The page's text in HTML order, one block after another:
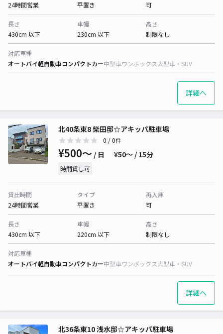
24時間営業
平置き
可
長さ
430cm 以下
車幅
230cm 以下
高さ
制限なし
対応車種
オートバイ軽自動車コンパクトカー中型車ワンボックス大型車・SUV
詳細へ
北40条東8 柴田邸☆アキッパ駐車場
0 / 0件
¥500〜 / 日 ¥50〜 / 15分
時間貸し可
貸出時間
24時間営業
タイプ
平置き
再入庫
可
長さ
430cm 以下
車幅
220cm 以下
高さ
制限なし
対応車種
オートバイ軽自動車コンパクトカー中型車ワンボックス大型車・SUV
詳細へ
北36条東10 浅水邸☆アキッパ駐車場